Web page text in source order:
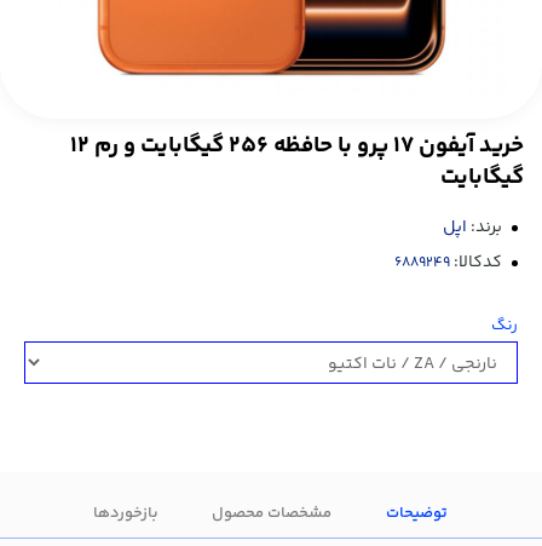
خرید آیفون 17 پرو با حافظه 256 گیگابایت و رم 12
گیگابایت
برند: اپل
کدکالا:
رنگ
توضیحات مشخصات محصول بازخوردها